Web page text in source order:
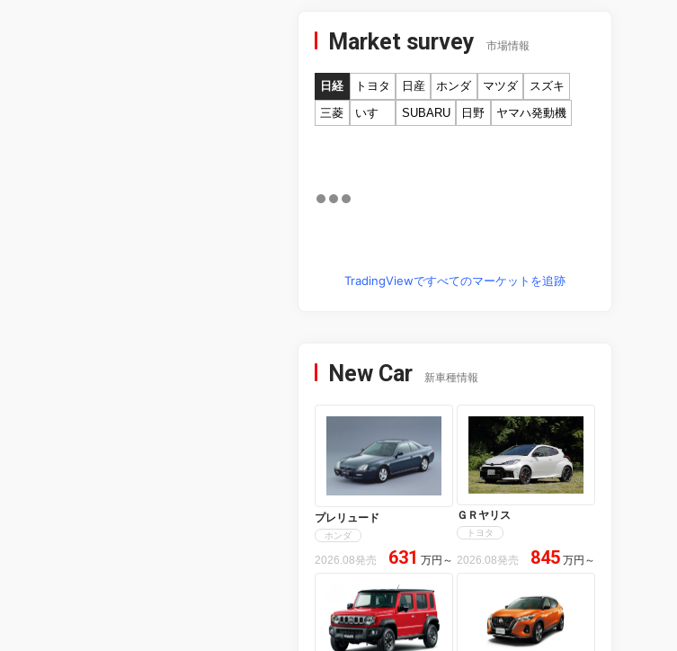
Market survey 市場情報
日経 トヨタ 日産 ホンダ マツダ
スズキ
三菱
いすゞ SUBARU 日野 ヤマハ発動機
TradingViewですべてのマーケットを追跡
New Car 新車種情報
プレリュード
ホンダ
2026.08発売 631 万円 ～
ＧＲヤリス
トヨタ
2026.08発売 845 万円 ～